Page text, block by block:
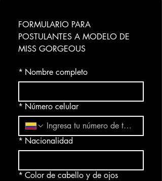
FORMULARIO PARA
POSTULANTES A MODELO DE
MISS GORGEOUS
* Nombre completo
* Número celular
* Nacionalidad
* Color de cabello y de ojos